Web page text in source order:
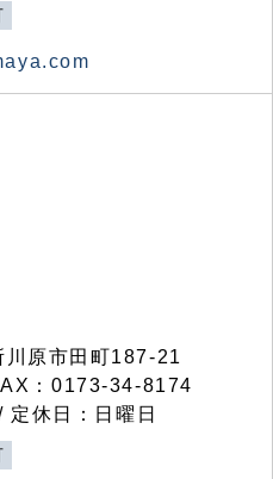
原市田町187-21
：0173-34-8174
休日：日曜日